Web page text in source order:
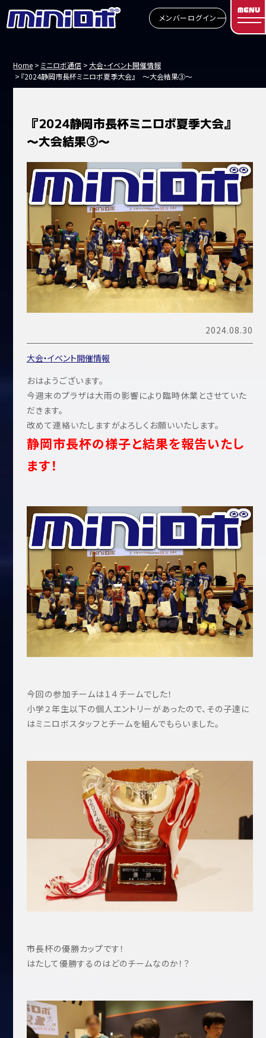
メンバーログイン
MENU
Home ミニロボ通信
大会・イベント開催情報
『2024静岡市長杯ミニロボ夏季大会』 ～大会結果③～
『2024静岡市長杯ミニロボ夏季大会』
～大会結果③～
2024.08.30
大会・イベント開催情報
おはようございます。
今週末のプラザは大雨の影響により臨時休業とさせていた
だきます。
改めて連絡いたしますがよろしくお願いいたします。
静岡市長杯の様子と結果を報告いたし
ます！
今回の参加チームは１４チームでした！
小学２年生以下の個人エントリーがあったので、その子達に
はミニロボスタッフとチームを組んでもらいました。
市長杯の優勝カップです！
はたして優勝するのはどのチームなのか！？